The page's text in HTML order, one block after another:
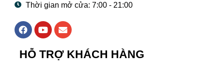
Thời gian mở cửa: 7:00 - 21:00
F
a
e
b
Y
o
t
u
E
n
e
l
HỖ TRỢ KHÁCH HÀNG